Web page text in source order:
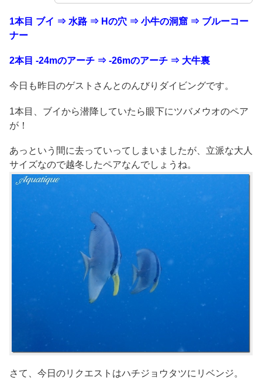
1本目 ブイ ⇒ 水路 ⇒ Hの穴 ⇒ 小牛の洞窟 ⇒ ブルーコー
ナー
2本目 -24mのアーチ ⇒ -26mのアーチ ⇒ 大牛裏
今日も昨日のゲストさんとのんびりダイビングです。
1本目、ブイから潜降していたら眼下にツバメウオのペア
が！
あっという間に去っていってしまいましたが、立派な大人
サイズなので越冬したペアなんでしょうね。
さて、今日のリクエストはハチジョウタツにリベンジ。